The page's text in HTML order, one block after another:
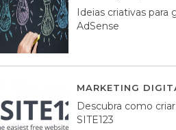
Ideias criativas para
AdSense
MARKETING
Descubra como
SITE123